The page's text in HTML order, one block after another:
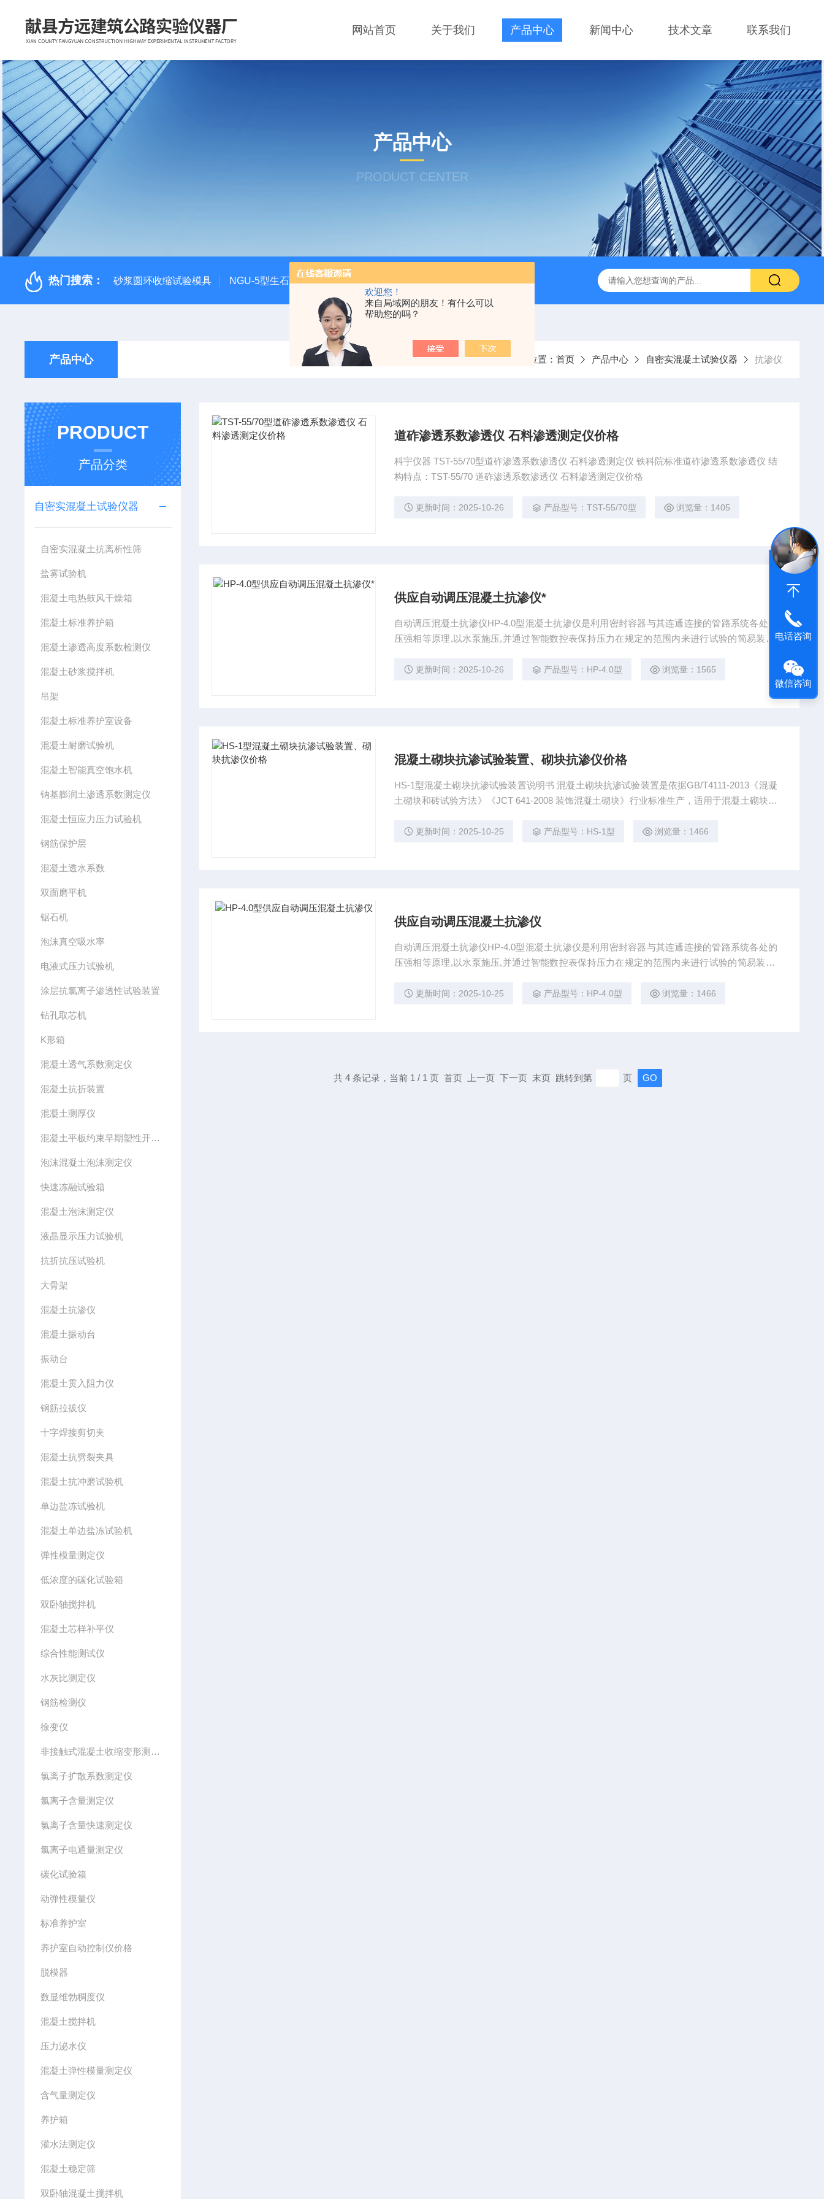
欢迎您！
来自局域网的朋友！有什么可以
帮助您的吗？
网站首页 关于我们 产品中心 新闻中心 技术文章 联系我们
产品中心
PRODUCT CENTER
热门搜索： 砂浆圆环收缩试验模具 NGU-5型生石灰消化器（保温带盖消化器） *GB/T 50080-2016标准普通混凝土泌水率试验容量筒试验方法 生石灰浆渣测定仪
产品中心 当前位置： 首页 产品中心 自密实混凝土试验仪器 抗渗仪
PRODUCT
产品分类
自密实混凝土试验仪器
自密实混凝土抗离析性筛
盐雾试验机
混凝土电热鼓风干燥箱
混凝土标准养护箱
混凝土渗透高度系数检测仪
混凝土砂浆搅拌机
吊架
混凝土标准养护室设备
混凝土耐磨试验机
混凝土智能真空饱水机
钠基膨润土渗透系数测定仪
混凝土恒应力压力试验机
钢筋保护层
混凝土透水系数
双面磨平机
锯石机
泡沫真空吸水率
电液式压力试验机
涂层抗氯离子渗透性试验装置
钻孔取芯机
K形箱
混凝土透气系数测定仪
混凝土抗折装置
混凝土测厚仪
混凝土平板约束早期塑性开裂模具
泡沫混凝土泡沫测定仪
快速冻融试验箱
混凝土泡沫测定仪
液晶显示压力试验机
抗折抗压试验机
大骨架
混凝土抗渗仪
混凝土振动台
振动台
混凝土贯入阻力仪
钢筋拉拔仪
十字焊接剪切夹
混凝土抗劈裂夹具
混凝土抗冲磨试验机
单边盐冻试验机
混凝土单边盐冻试验机
弹性模量测定仪
低浓度的碳化试验箱
双卧轴搅拌机
混凝土芯样补平仪
综合性能测试仪
水灰比测定仪
钢筋检测仪
徐变仪
非接触式混凝土收缩变形测定仪
氯离子扩散系数测定仪
氯离子含量测定仪
氯离子含量快速测定仪
氯离子电通量测定仪
碳化试验箱
动弹性模量仪
标准养护室
养护室自动控制仪价格
脱模器
数显维勃稠度仪
混凝土搅拌机
压力泌水仪
混凝土弹性模量测定仪
含气量测定仪
养护箱
灌水法测定仪
混凝土稳定筛
双卧轴混凝土搅拌机
道砟渗透系数渗透仪 石料渗透测定仪价格
科宇仪器 TST-55/70型道砟渗透系数渗透仪 石料渗透测定仪 铁科院标准道砟渗透系数渗透仪 结
构特点：TST-55/70 道砟渗透系数渗透仪 石料渗透测定仪价格
更新时间：2025-10-26 产品型号：TST-55/70型 浏览量：1405
供应自动调压混凝土抗渗仪*
自动调压混凝土抗渗仪HP-4.0型混凝土抗渗仪是利用密封容器与其连通连接的管路系统各处的
压强相等原理,以水泵施压,并通过智能数控表保持压力在规定的范围内来进行试验的简易装置,
更新时间：2025-10-26 产品型号：HP-4.0型 浏览量：1565
混凝土砌块抗渗试验装置、砌块抗渗仪价格
HS-1型混凝土砌块抗渗试验装置说明书 混凝土砌块抗渗试验装置是依据GB/T4111-2013《混凝
土砌块和砖试验方法》《JCT 641-2008 装饰混凝土砌块》行业标准生产，适用于混凝土砌块做
简单，劳动强度小，能直接表述试件的抗渗性能。混凝土砌块抗渗试验装置、砌块抗渗仪价格
更新时间：2025-10-25 产品型号：HS-1型 浏览量：1466
供应自动调压混凝土抗渗仪
自动调压混凝土抗渗仪HP-4.0型混凝土抗渗仪是利用密封容器与其连通连接的管路系统各处的
压强相等原理,以水泵施压,并通过智能数控表保持压力在规定的范围内来进行试验的简易装置,
更新时间：2025-10-25 产品型号：HP-4.0型 浏览量：1466
共 4 条记录，当前 1 / 1 页 首页 上一页 下一页 末页 跳转到第 页
电话咨询
微信咨询